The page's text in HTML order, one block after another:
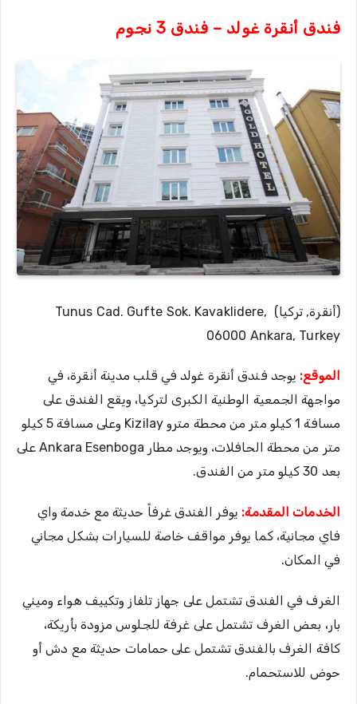
فندق أنقرة غولد – فندق 3 نجوم
(أنقرة, تركيا) Tunus Cad. Gufte Sok. Kavaklidere,
06000 Ankara, Turkey
الموقع: يوجد فندق أنقرة غولد في قلب مدينة أنقرة، في
مواجهة الجمعية الوطنية الكبرى لتركيا، ويقع الفندق على
مسافة 1 كيلو متر من محطة مترو Kizilay وعلى مسافة 5 كيلو
متر من محطة الحافلات، ويوجد مطار Ankara Esenboga على
بعد 30 كيلو متر من الفندق.
الخدمات المقدمة: يوفر الفندق غرفاً حديثة مع خدمة واي
فاي مجانية، كما يوفر مواقف خاصة للسيارات بشكل مجاني
في المكان.
الغرف في الفندق تشتمل على جهاز تلفاز وتكييف هواء وميني
بار، بعض الغرف تشتمل على غرفة للجلوس مزودة بأريكة،
كافة الغرف بالفندق تشتمل على حمامات حديثة مع دش أو
حوض للاستحمام.